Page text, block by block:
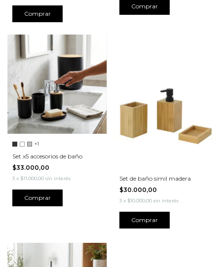
Comprar
Comprar
+1
Set x5 accesorios de baño
$33.000,00
3 x $11.000,00 sin interés
Comprar
Set de baño simil madera
$30.000,00
3 x $10.000,00 sin interés